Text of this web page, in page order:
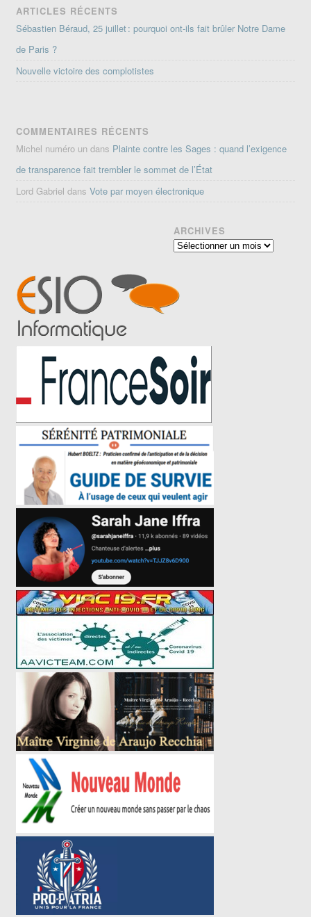
ARTICLES RÉCENTS
Sébastien Béraud, 25 juillet : pourquoi ont-ils fait brûler Notre Dame
de Paris ?
Nouvelle victoire des complotistes
COMMENTAIRES RÉCENTS
Michel numéro un dans Plainte contre les Sages : quand l’exigence
de transparence fait trembler le sommet de l’État
Lord Gabriel dansVote par moyen électronique
ARCHIVES
Archives